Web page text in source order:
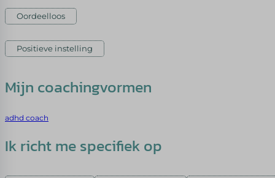
Oordeelloos
Positieve instelling
Mijn coachingvormen
adhd coach
Ik richt me specifiek op